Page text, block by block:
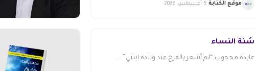
موقع الكتابة 5 أغسطس 2026
سُنّة النساء
عايدة محجوب “لم أشعر بالفرح عند ولادة ابنتي”....